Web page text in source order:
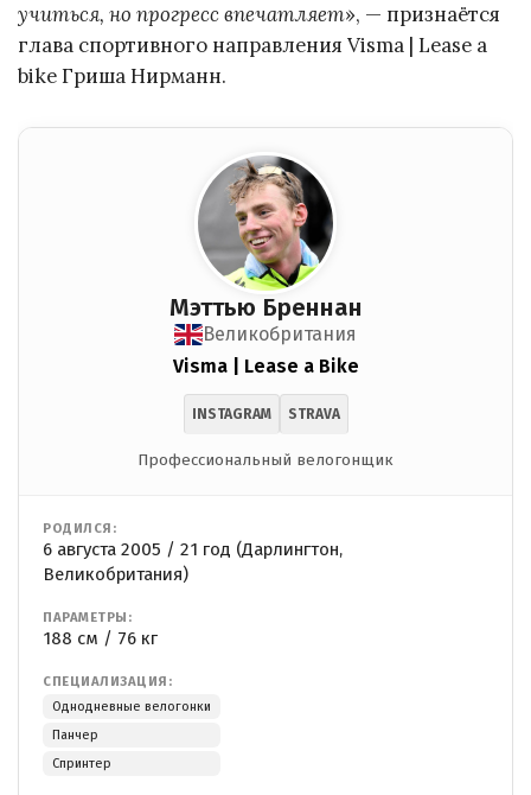
учиться, но прогресс впечатляет», — признаётся
глава спортивного направления Visma | Lease a
bike Гриша Нирманн.
Мэттью Бреннан
Великобритания
Visma | Lease a Bike
INSTAGRAM STRAVA
Профессиональный велогонщик
РОДИЛСЯ:
6 августа 2005 / 21 год (Дарлингтон,
Великобритания)
ПАРАМЕТРЫ:
188 см / 76 кг
СПЕЦИАЛИЗАЦИЯ:
Однодневные велогонки
Панчер
Спринтер